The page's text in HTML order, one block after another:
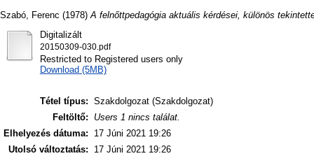
Szabó, Ferenc (1978) A felnőttpedagógia aktuális kérdései, különös
Digitalizált
20150309-030.pdf
Restricted to Registered users only
Download (5MB)
Tétel típus: Szakdolgozat (Szakdolgozat)
Feltöltő:
Users 1 nincs találat.
Elhelyezés dátuma:
17 Júni 2021 19:26
Utolsó változtatás:
17 Júni 2021 19:26